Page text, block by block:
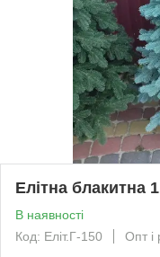
Елітна блакитна
В наявності
Код: Еліт.Г-150
Опт і